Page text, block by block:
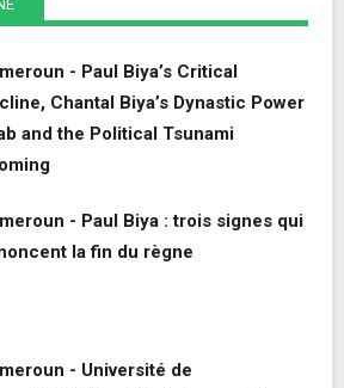
- Paul Biya’s Critical
Chantal Biya’s Dynastic Power
and the Political Tsunami
- Paul Biya : trois signes qui
la fin du règne
- Université de